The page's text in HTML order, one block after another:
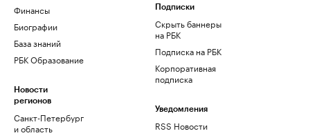
Финансы
Биографии
База знаний
РБК Образование
Новости
регионов
Санкт-Петербург
и область
Подписки
Скрыть баннеры
на РБК
Подписка на РБК
Корпоративная
подписка
Уведомления
RSS Новости